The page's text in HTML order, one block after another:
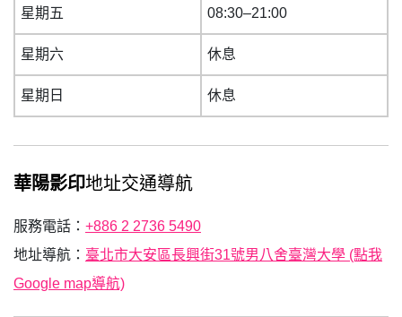
星期五 08:30–21:00
星期六 休息
星期日 休息
華陽影印地址交通導航
服務電話： +886 2 2736 5490
地址導航： 臺北市大安區長興街31號男八舍臺灣大學 (點我
Google map導航)